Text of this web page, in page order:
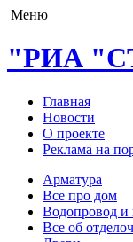
Меню
"РИА
Главная
Новости
О проекте
Реклама на
Арматура
Все про дом
Водопровод и
Все об